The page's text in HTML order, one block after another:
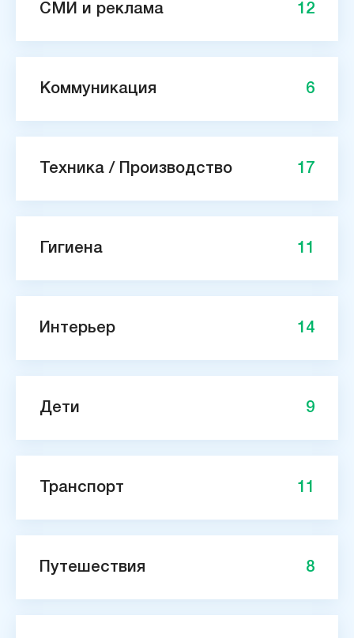
СМИ и реклама 12
Коммуникация 6
Техника / Производство 17
Гигиена 11
Интерьер 14
Дети 9
Транспорт 11
Путешествия 8